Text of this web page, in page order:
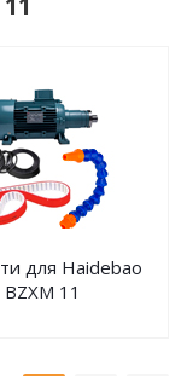
для Haidebao
BZXM 11